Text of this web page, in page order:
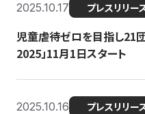
2025.10.17 プレスリリー
児童虐待ゼロを目指し21
2025」11月1日スタート
2025.10.16 プレスリリー